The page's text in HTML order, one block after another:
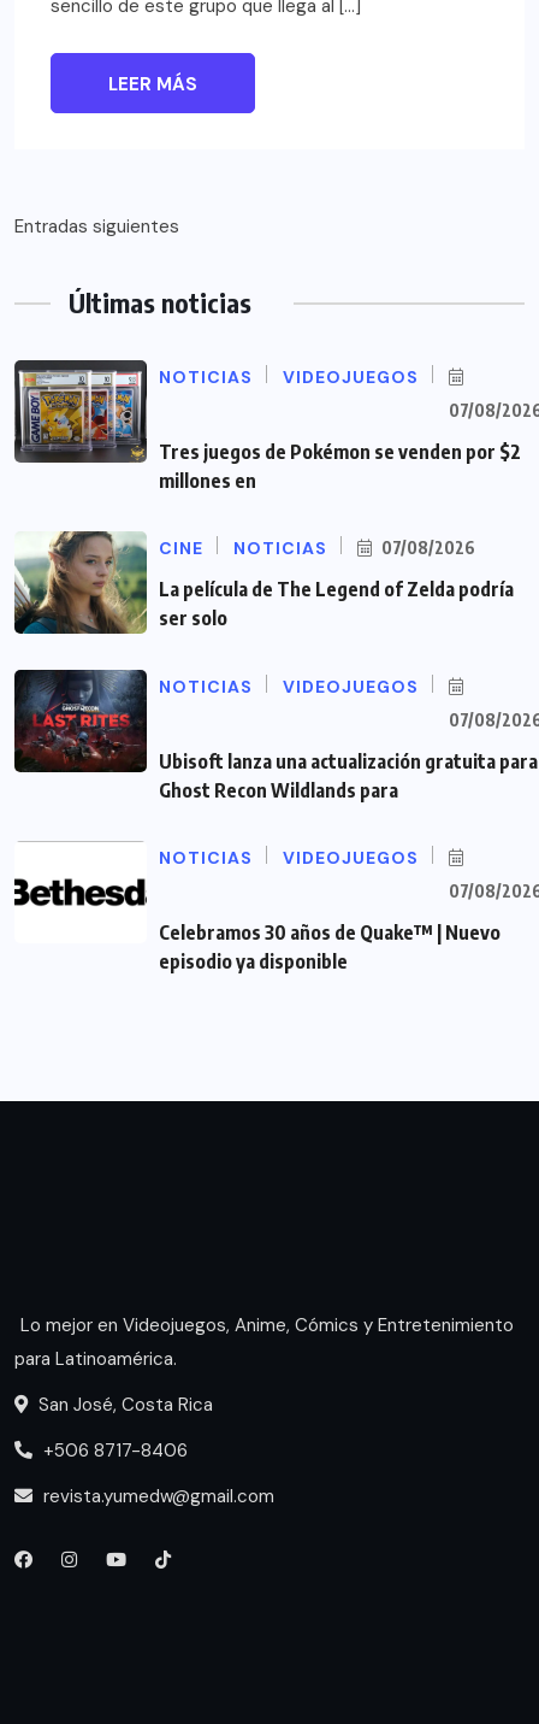
sencillo de este grupo que llega al […]
LEER MÁS
Navegación
entradas
Entradas siguientes
Últimas noticias
NOTICIAS VIDEOJUEGOS
07/08/
Tres juegos de Pokémon se venden por $2
millones en
CINE NOTICIAS 07/08/2026
La película de The Legend of Zelda podría
ser solo
NOTICIAS VIDEOJUEGOS
07/08/
Ubisoft lanza una actualización gratuita para
Ghost Recon Wildlands para
NOTICIAS VIDEOJUEGOS
07/08/
Celebramos 30 años de Quake™ | Nuevo
episodio ya disponible
Lo mejor en Videojuegos, Anime, Cómics y Entretenimiento
para Latinoamérica.
San José, Costa Rica
+506 8717-8406
revista.yumedw@gmail.com